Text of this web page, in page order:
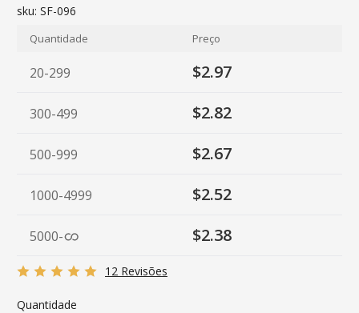
sku: SF-096
Quantidade Preço
20-299 $2.97
300-499 $2.82
500-999 $2.67
1000-4999 $2.52
5000- $2.38
12 Revisões
Quantidade